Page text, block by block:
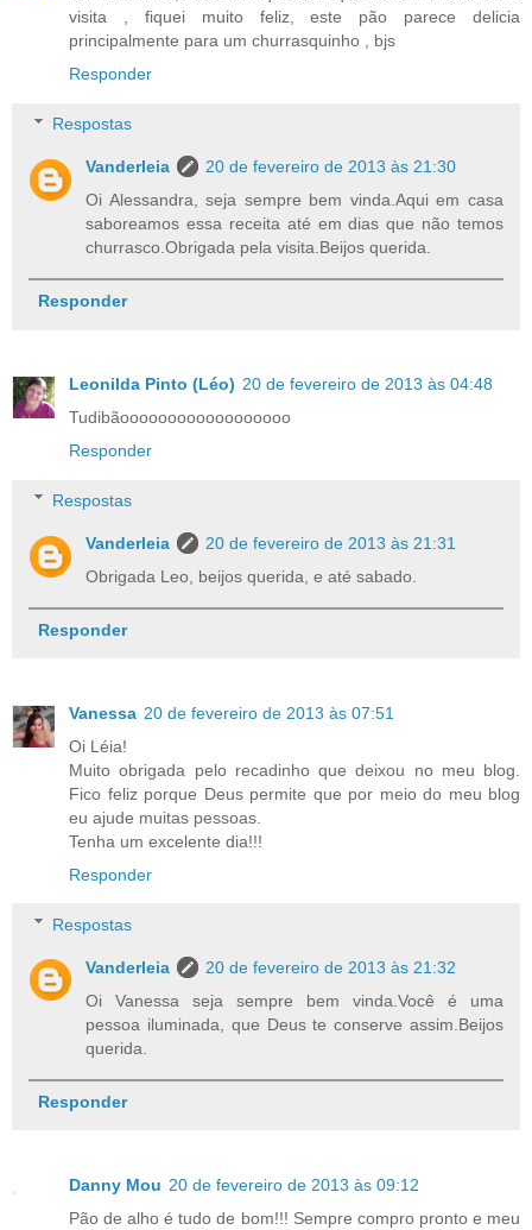
visita , fiquei muito feliz, este pão parece delicia
principalmente para um churrasquinho , bjs
Responder
Respostas
Vanderleia
20 de fevereiro de 2013 às 21:30
Oi Alessandra, seja sempre bem vinda.Aqui em casa
saboreamos essa receita até em dias que não temos
churrasco.Obrigada pela visita.Beijos querida.
Responder
Leonilda Pinto (Léo) 20 de fevereiro de 2013 às 04:48
Tudibãoooooooooooooooooo
Responder
Respostas
Vanderleia
20 de fevereiro de 2013 às 21:31
Obrigada Leo, beijos querida, e até sabado.
Responder
Vanessa 20 de fevereiro de 2013 às 07:51
Oi Léia!
Muito obrigada pelo recadinho que deixou no meu blog.
Fico feliz porque Deus permite que por meio do meu blog
eu ajude muitas pessoas.
Tenha um excelente dia!!!
Responder
Respostas
Vanderleia
20 de fevereiro de 2013 às 21:32
Oi Vanessa seja sempre bem vinda.Você é uma
pessoa iluminada, que Deus te conserve assim.Beijos
querida.
Responder
Danny Mou 20 de fevereiro de 2013 às 09:12
Pão de alho é tudo de bom!!! Sempre compro pronto e meu